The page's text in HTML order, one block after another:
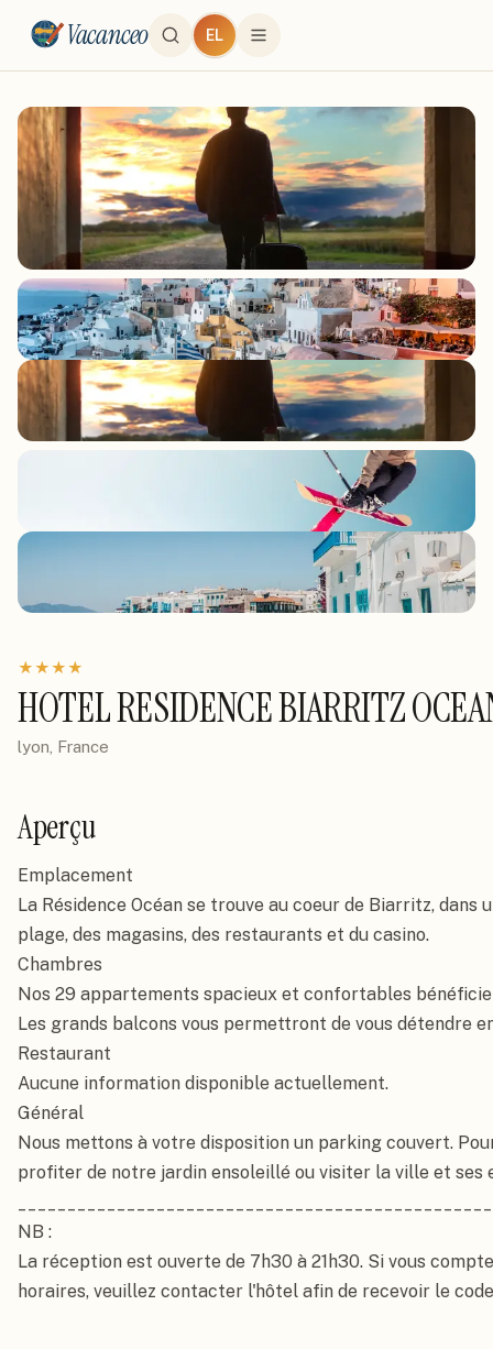
Vacanceo EL
★★★★
HOTEL RESIDENCE BIARRITZ
lyon, France
Aperçu
Emplacement
La Résidence Océan se trouve au coeur de Biarritz, dans
plage, des magasins, des restaurants et du casino.
Chambres
Nos 29 appartements spacieux et confortables
Les grands balcons vous permettront de vous détendre
Restaurant
Aucune information disponible actuellement.
Général
Nous mettons à votre disposition un parking couvert.
profiter de notre jardin ensoleillé ou visiter la ville et ses
NB :
La réception est ouverte de 7h30 à 21h30. Si vous
horaires, veuillez contacter l'hôtel afin de recevoir le